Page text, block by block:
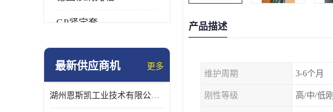
GP紧定套
SKF轴承
日本NSK进口轴承
最新供应商机 更多
湖州恩斯凯工业技术有限公司 湖州NSK轴承
产品描述
维护周期 3-6个月
刚性等级 高/中/低